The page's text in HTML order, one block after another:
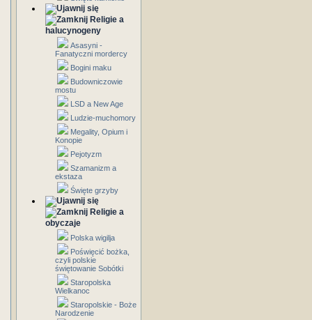
Religie a
halucynogeny
Asasyni -
Fanatyczni mordercy
Bogini maku
Budowniczowie
mostu
LSD a New Age
Ludzie-muchomory
Megality, Opium i
Konopie
Pejotyzm
Szamanizm a
ekstaza
Święte grzyby
Religie a
obyczaje
Polska wigilja
Poświęcić bożka,
czyli polskie
świętowanie Sobótki
Staropolska
Wielkanoc
Staropolskie - Boże
Narodzenie